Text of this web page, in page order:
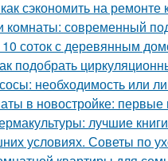
сэкономить на ремонте
современный
10 соток с деревянным
подобрать
необходимость или
в новостройке: первые
лучшие
условиях. Советы по